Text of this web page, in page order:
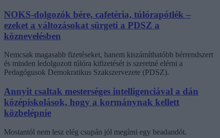
NOKS-dolgozók bére, cafetéria, túlórapótlék –
ezeket a változásokat sürgeti a PDSZ a
köznevelésben
Nemcsak magasabb fizetéseket, hanem kiszámíthatóbb bérrendszert
és minden ledolgozott túlóra kifizetését is szeretné elérni a
Pedagógusok Demokratikus Szakszervezete (PDSZ).
Annyit csaltak mesterséges intelligenciával a dán
középiskolások, hogy a kormánynak kellett
közbelépnie
Mostantól nem lesz elég csupán jól megírni egy beadandót.